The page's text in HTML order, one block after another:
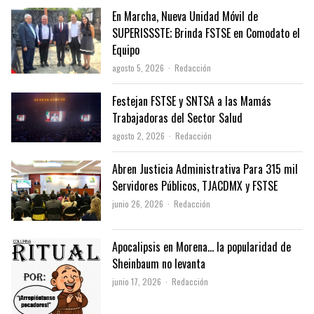
En Marcha, Nueva Unidad Móvil de
SUPERISSSTE; Brinda FSTSE en Comodato el
Equipo
agosto 5, 2026 Author
Redacción
Festejan FSTSE y SNTSA a las Mamás
Trabajadoras del Sector Salud
agosto 2, 2026 Author
Redacción
Abren Justicia Administrativa Para 315 mil
Servidores Públicos, TJACDMX y FSTSE
junio 26, 2026 Author
Redacción
Apocalipsis en Morena… la popularidad de
Sheinbaum no levanta
junio 17, 2026 Author
Redacción